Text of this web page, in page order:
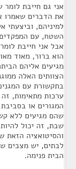
אני גם חייבת
את הדברים שאמרו
למיניהם,
השטח, עם המפקדים
אבל אני חייבת
הוא ברור, מאוד
מגיעים אליהם
הצוותים האלה
בתקשורת עם
ערכות מתאימות,
המגורים או
שהם מגיעים ללא
שבת, זה יכול
והסיטואציה הזאת
לבתים, יש מצבים
הבית פנימה.